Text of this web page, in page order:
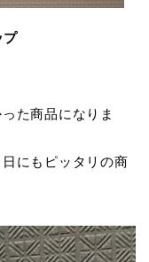
プ
た商品になりま
にもピッタリの商